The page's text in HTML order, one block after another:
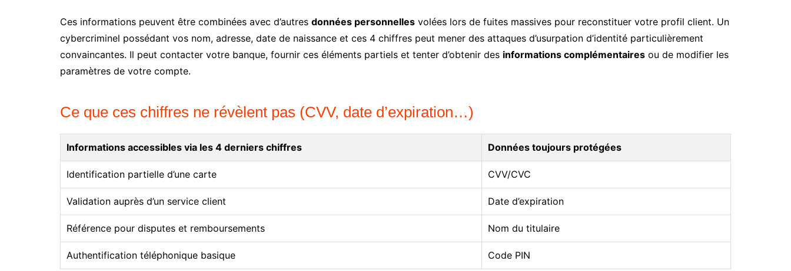
Ces informations peuvent être combinées avec d’autres données personnelles volées lors de fuites massives pour reconstituer votre profil client. Un
cybercriminel possédant vos nom, adresse, date de naissance et ces 4 chiffres peut mener des attaques d’usurpation d’identité particulièrement
convaincantes. Il peut contacter votre banque, fournir ces éléments partiels et tenter d’obtenir des informations complémentaires ou de modifier les
paramètres de votre compte.
Ce que ces chiffres ne révèlent pas (CVV, date d’expiration…)
Informations accessibles via les 4 derniers chiffres Données toujours protégées
Identification partielle d’une carte CVV/CVC
Validation auprès d’un service client Date d’expiration
Référence pour disputes et remboursements Nom du titulaire
Authentification téléphonique basique Code PIN